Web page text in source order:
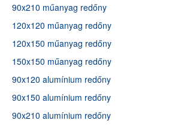
90x210 műanyag redőny
120x120 műanyag redőny
120x150 műanyag redőny
150x150 műanyag redőny
90x120 alumínium redőny
90x150 alumínium redőny
90x210 alumínium redőny